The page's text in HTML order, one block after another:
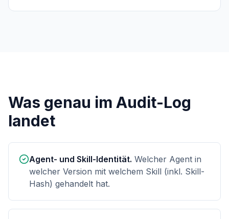
Was genau im Audit-Log
landet
Agent- und Skill-Identität. Welcher Agent in
welcher Version mit welchem Skill (inkl. Skill-
Hash) gehandelt hat.